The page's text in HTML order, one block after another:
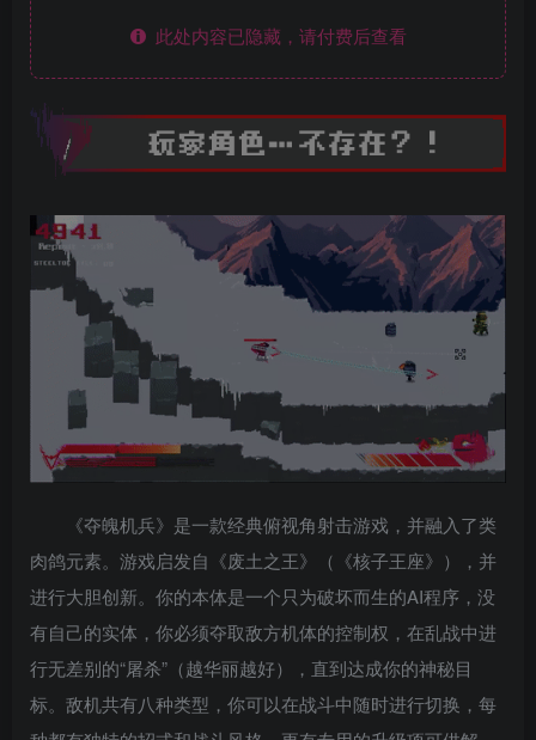
此处内容已隐藏，请付费后查看
《夺魄机兵》是一款经典俯视角射击游戏，并融入了类
肉鸽元素。游戏启发自《废土之王》（《核子王座》），并
进行大胆创新。你的本体是一个只为破坏而生的AI程序，没
有自己的实体，你必须夺取敌方机体的控制权，在乱战中进
行无差别的“屠杀”（越华丽越好），直到达成你的神秘目
标。敌机共有八种类型，你可以在战斗中随时进行切换，每